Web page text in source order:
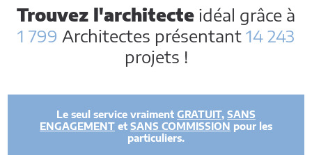
Trouvez l'architecte idéal grâce à
1 799 Architectes présentant 14 243
projets !
Le seul service vraiment GRATUIT, SANS
ENGAGEMENT et SANS COMMISSION pour les
particuliers.